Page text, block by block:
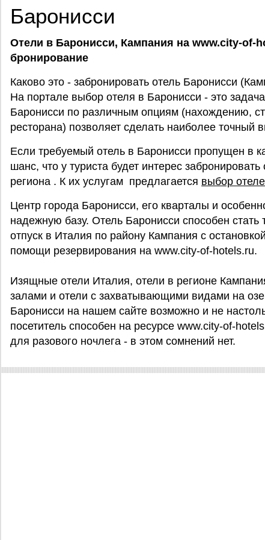
Баронисси
Отели в Баронисси, Кампания на www.city-of-
бронирование
Каково это - забронировать отель Баронисси
На портале выбор отеля в Баронисси - это
Баронисси по различным опциям (нахождению,
ресторана) позволяет сделать наиболее точный
Если требуемый отель в Баронисси пропущен в
шанс, что у туриста будет интерес
региона . К их услугам предлагается выбор
Центр города Баронисси, его кварталы и
надежную базу. Отель Баронисси способен
отпуск в Италия по району Кампания с
помощи резервирования на www.city-of-hotels.ru.
Изящные отели Италия, отели в регионе
залами и отели с захватывающими видами на
Баронисси на нашем сайте возможно и не
посетитель способен на ресурсе www.city-of-
для разового ночлега - в этом сомнений нет.